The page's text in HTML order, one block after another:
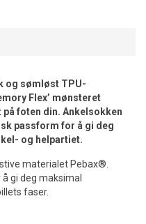
og sømløst TPU-
Flex’ mønsteret
foten din. Ankelsokken
passform for å gi deg
og helpartiet.
materialet Pebax®.
gi deg maksimal
faser.